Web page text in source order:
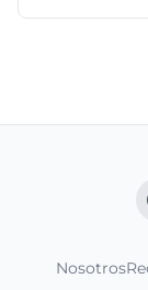
Nosotros